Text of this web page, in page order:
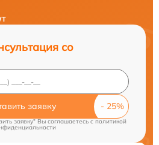
со
заявку
заявку" Вы соглашаетесь c политикой